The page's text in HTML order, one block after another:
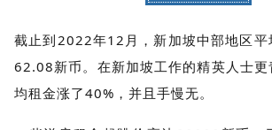
截止到2022年12月，新加坡中部地区平
62.08新币。在新加坡工作的精英人士
均租金涨了40%，并且手慢无。